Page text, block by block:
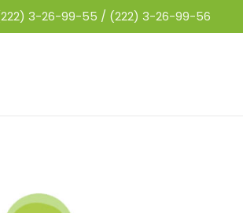
3-26-99-55 / (222) 3-26-99-56